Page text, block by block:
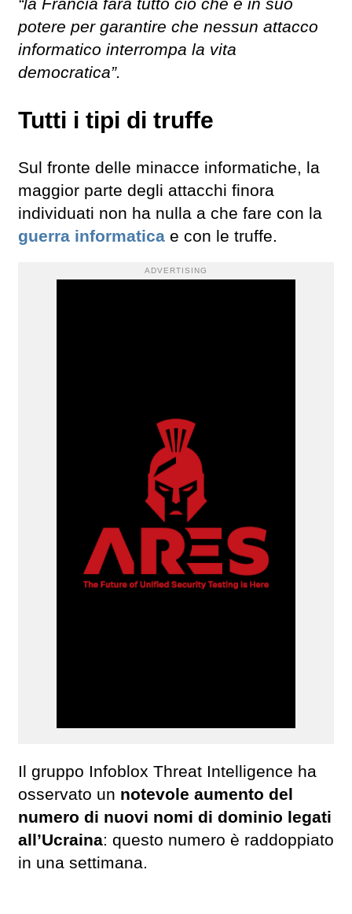
“la Francia farà tutto ciò che è in suo
potere per garantire che nessun attacco
informatico interrompa la vita
democratica”.
Tutti i tipi di truffe
Sul fronte delle minacce informatiche, la
maggior parte degli attacchi finora
individuati non ha nulla a che fare con la
guerra informatica e con le truffe.
ADVERTISING
Il gruppo Infoblox Threat Intelligence ha
osservato un notevole aumento del
numero di nuovi nomi di dominio legati
all’Ucraina: questo numero è raddoppiato
in una settimana.